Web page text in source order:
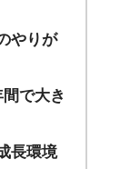
やりが
で大き
長環境